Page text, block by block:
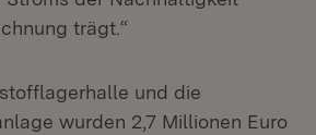
trägt.“
und die
wurden 2,7 Millionen Euro